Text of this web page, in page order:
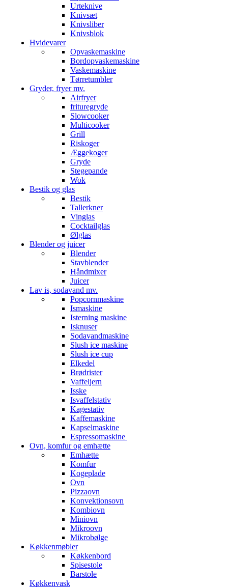
Urteknive
Knivsæt
Knivsliber
Knivsblok
Hvidevarer
Opvaskemaskine
Bordopvaskemaskine
Vaskemaskine
Tørretumbler
Gryder, fryer mv.
Airfryer
frituregryde
Slowcooker
Multicooker
Grill
Riskoger
Æggekoger
Gryde
Stegepande
Wok
Bestik og glas
Bestik
Tallerkner
Vinglas
Cocktailglas
Ølglas
Blender og juicer
Blender
Stavblender
Håndmixer
Juicer
Lav is, sodavand mv.
Popcornmaskine
Ismaskine
Isterning maskine
Isknuser
Sodavandmaskine
Slush ice maskine
Slush ice cup
Elkedel
Brødrister
Vaffeljern
Isske
Isvaffelstativ
Kagestativ
Kaffemaskine
Kapselmaskine
Espressomaskine
Ovn, komfur og emhætte
Emhætte
Komfur
Kogeplade
Ovn
Pizzaovn
Konvektionsovn
Kombiovn
Miniovn
Mikroovn
Mikrobølge
Køkkenmøbler
Køkkenbord
Spisestole
Barstole
Køkkenvask